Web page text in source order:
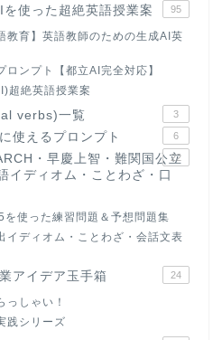
使った超絶英語授業案 95
教育】英語教師のための生成AI英
ロンプト【都立AI完全対応】
超絶英語授業案
verbs)一覧 3
使えるプロンプト 6
・早慶上智・難関国公立
イディオム・ことわざ・口
22
使った練習問題＆予想問題集
イディオム・ことわざ・会話文表
アイデア玉手箱 24
っしゃい！
践シリーズ